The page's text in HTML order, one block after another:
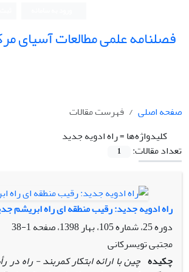
فصلنامه علمی مطالعات آسیای
صفحه اصلی
فهرست مقالات
کلیدواژه‌ها =راه ادویه جدید
تعداد مقالات:
1
راه ادویه جدید: رقیب منطقه‏ ای راه ابریشم
دوره 25، شماره 105، بهار 1398، صفحه
1-38
مجتبی تویسرکانی
چکیده چین با ارائه ابتکار کمربند - راه در